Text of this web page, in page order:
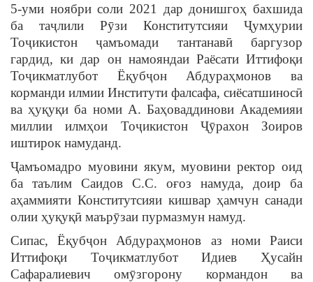
5-уми ноябри соли 2021 дар донишгоҳ бахшида
ба таҷлили Рӯзи Конститутсияи Ҷумҳурии
Тоҷикистон ҷамъомади тантанавӣ баргузор
гардид, ки дар он намояндаи Раёсати Иттифоқи
Тоҷикматлубот Ёқубҷон Абдураҳмонов ва
корманди илмии Институти фалсафа, сиёсатшиносӣ
ва ҳуқуқи ба номи А. Баҳоваддинови Академияи
миллии илмҳои Тоҷикистон Ҷӯрахон Зоиров
иштирок намуданд.
Ҷамъомадро муовини якум, муовини ректор оид
ба таълим Саидов С.С. оғоз намуда, доир ба
аҳаммияти Конститутсияи кишвар ҳамчун санади
олии ҳуқуқӣ маърӯзаи пурмазмун намуд.
Сипас, Ёқубҷон Абдураҳмонов аз номи Раиси
Иттифоқи Тоҷикматлубот Идиев Ҳусайн
Сафаралиевич омӯзгорону кормандон ва